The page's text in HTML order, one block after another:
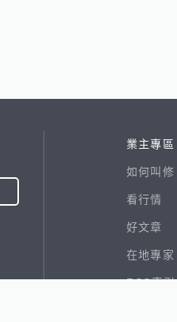
業主專區
如何叫修
看行情
好文章
在地專家
RSS索引